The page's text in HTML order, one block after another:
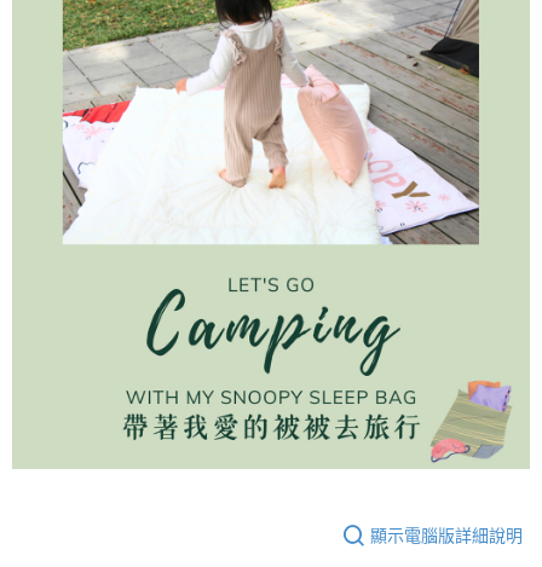
顯示電腦版詳細說明